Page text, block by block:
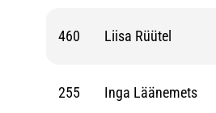
460 Liisa Rüütel
255 Inga Läänemets